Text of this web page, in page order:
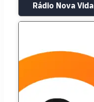
Rádio Nova Vida